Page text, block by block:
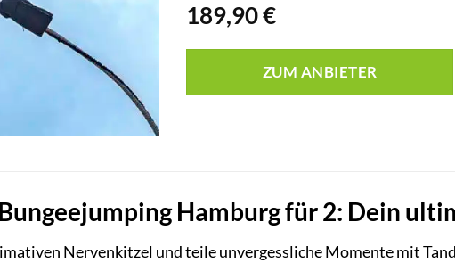
189,90€
ZUM ANBIETER
Hamburg für 2: Dein
Nervenkitzel und teile unvergessliche Momente mit